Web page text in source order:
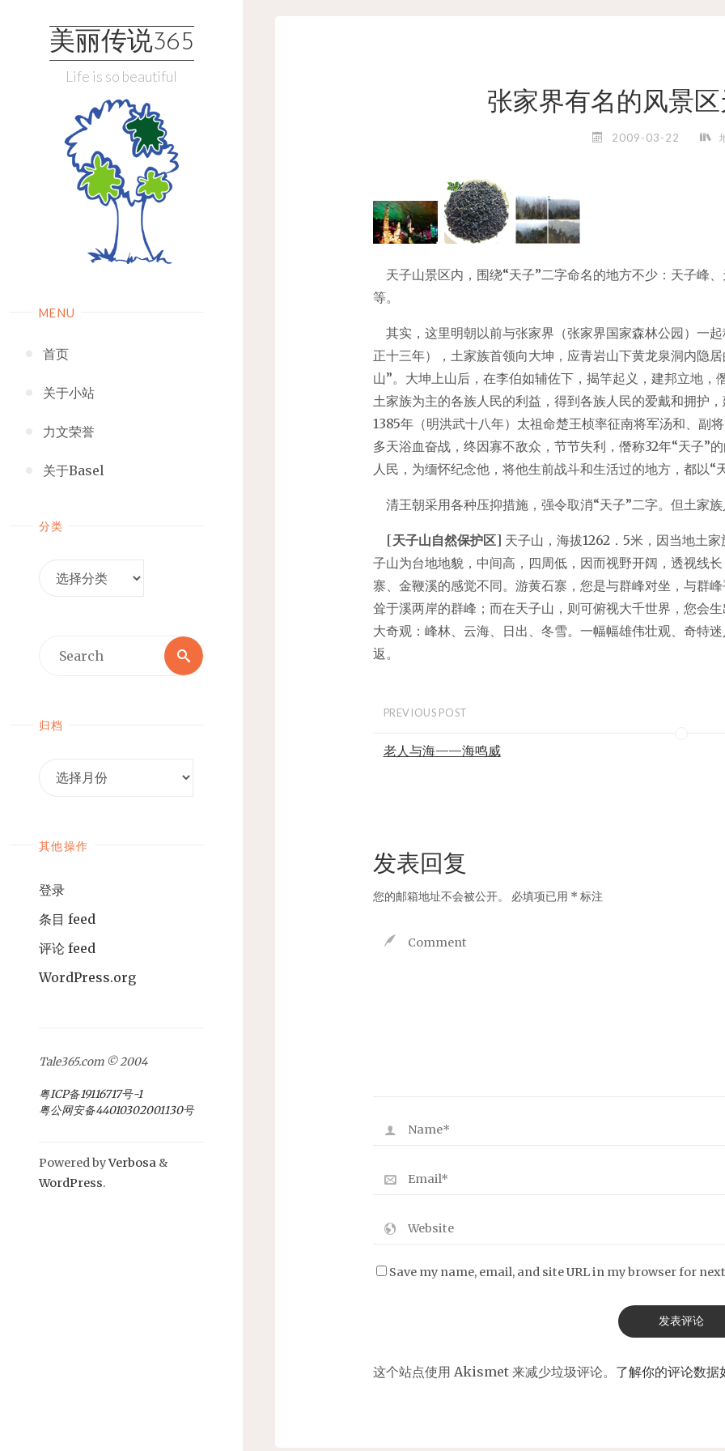
美丽传说365
Life is so beautiful
MENU
首页
关于小站
力文荣誉
关于Basel
分类
Search
Search
归档
其他操作
登录
条目 feed
评论 feed
WordPress.org
Tale365.com © 2004
粤ICP备19116717号-1
粤公网安备44010302001130号
Powered byVerbosa &
WordPress.
张家界有名的风景
2009-03-22
天子山景区内，围绕“天子”二字命名的地方不少：天子峰
等。
其实，这里明朝以前与张家界（张家界国家森林公园）一
正十三年），土家族首领向大坤，应青岩山下黄龙泉洞内隐
山”。大坤上山后，在李伯如辅佐下，揭竿起义，建邦立地，
土家族为主的各族人民的利益，得到各族人民的爱戴和拥护
1385年（明洪武十八年）太祖命楚王桢率征南将军汤和、副
多天浴血奋战，终因寡不敌众，节节失利，僭称32年“天子”
人民，为缅怀纪念他，将他生前战斗和生活过的地方，都以“
清王朝采用各种压抑措施，强令取消“天子”二字。但土家族
[天子山自然保护区] 天子山，海拔1262．5米，因当地土
子山为台地地貌，中间高，四周低，因而视野开阔，透视线
寨、金鞭溪的感觉不同。游黄石寨，您是与群峰对坐，与群
耸于溪两岸的群峰；而在天子山，则可俯视大千世界，您会
大奇观：峰林、云海、日出、冬雪。一幅幅雄伟壮观、奇特
返。
PREVIOUS POST
老人与海——海鸣威
发表回复
您的邮箱地址不会被公开。 必填项已用 * 标注
Save my name, email, and site URL in my browser for
这个站点使用 Akismet 来减少垃圾评论。 了解你的评论数据